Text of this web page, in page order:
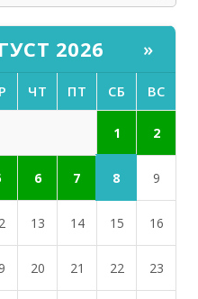
2026 »
ЧТ ПТ СБ ВС
1 2
6 7 8 9
13 14 15 16
20 21 22 23